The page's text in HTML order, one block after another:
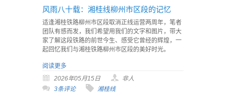
风雨八十载：湘桂线柳州市区段的记忆
适逢湘桂铁路柳州市区段取消正线运营两周年，笔者
团队有感而发，我们希望用我们的文字和图片，带大
家了解这段铁路的前世今生、感受它曾经的辉煌，一
起回忆我们与湘桂铁路柳州市区段的美好时光。
阅读更多
2026年05月15日
非人
3条评论
湘桂线